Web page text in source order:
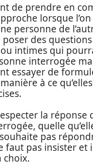
de prendre en
lorsque
personne de
des
intimes qui
interrogée mal
essayer de
à ce
la réponse
quelle
pas
faut pas insister et
choix.